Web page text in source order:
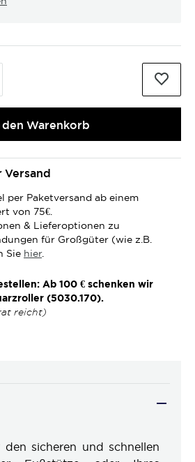
den Warenkorb
Versand
per Paketversand ab einem
von 75€.
& Lieferoptionen zu
für Großgüter (wie z.B.
Sie hier.
Ab 100 € schenken wir
(5030.170).
reicht)
sicheren und schnellen